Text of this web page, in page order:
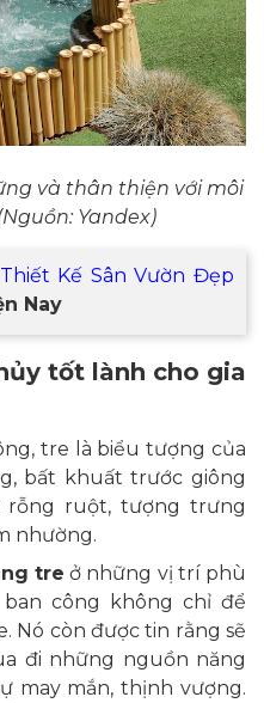
và thân thiện với môi
Yandex)
Thiết Kế Sân Vườn Đẹp
Nay
tốt lành cho gia
tre là biểu tượng của
bất khuất trước giông
rỗng ruột, tượng trưng
nhường.
tre ở những vị trí phù
công không chỉ để
Nó còn được tin rằng sẽ
đi những nguồn năng
may mắn, thịnh vượng.